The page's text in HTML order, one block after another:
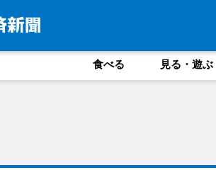
食べる 見る・遊ぶ